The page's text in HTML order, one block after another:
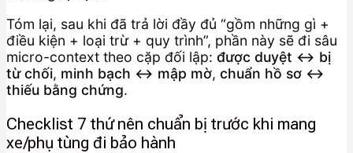
Tóm lại, sau khi đã trả lời đầy đủ “gồm những gì +
điều kiện + loại trừ + quy trình”, phần này sẽ đi sâu
micro-context theo cặp đối lập: được duyệt ↔ bị
từ chối, minh bạch ↔ mập mờ, chuẩn hồ sơ ↔
thiếu bằng chứng.
Checklist 7 thứ nên chuẩn bị trước khi mang
xe/phụ tùng đi bảo hành